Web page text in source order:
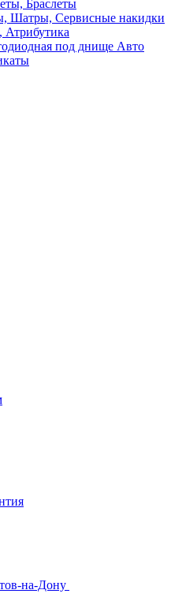
Браслеты
Шатры, Сервисные накидки
под днище Авто
на-Дону